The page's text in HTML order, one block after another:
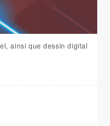
ainsi que dessin digital